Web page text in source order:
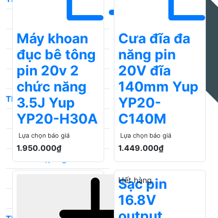
Thước ke Wadfow
Thước ke Workpro
Thước ke Total
Thước ke Ingco
Thước cặp
Thước cặp Kingblue
Thước cặp Workpro
Thước cặp Ingco